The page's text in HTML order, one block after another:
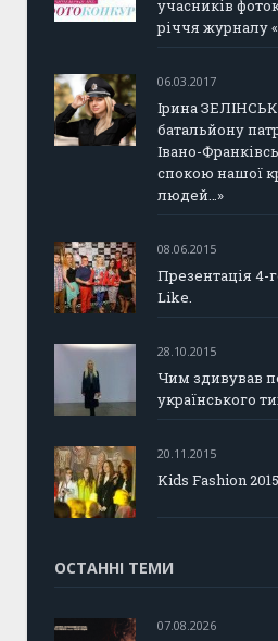
учасників
річчя журналу
06.03.2017
Ірина
батальйону
Івано-
спокою нашої
людей…»
08.06.2015
Презентація
Like.
28.10.2015
Чим здивував
українського
20.11.2015
Kids Fashion 2015
ОСТАННІ ТЕМИ
07.08.2026